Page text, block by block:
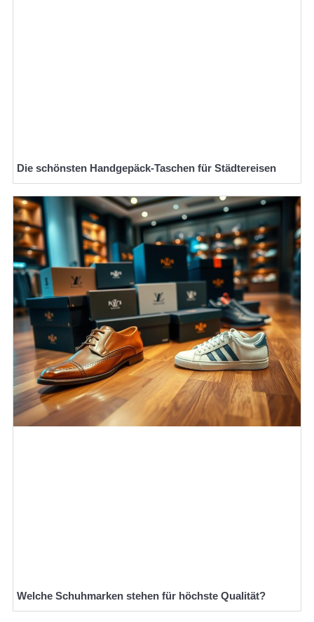
Die schönsten Handgepäck-Taschen für Städtereisen
Welche Schuhmarken stehen für höchste Qualität?